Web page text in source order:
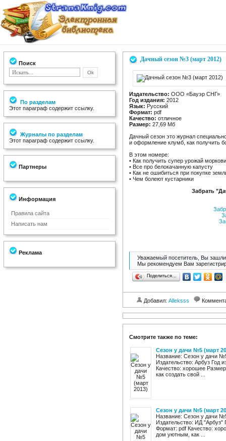
Поиск
По разделам
Этот параграф содержит ссылку.
Журналы по разделам
Этот параграф содержит ссылку.
Партнеры
Информация
Правила сайта
Написать нам
Реклама
Дачный сезон №3 (март 2012)
Издательство: ООО «Бауэр СНГ»
Год издания: 2012
Язык: Русский
Формат: pdf
Качество: отличное
Размер: 27,69 Мб
Дачный сезон это журнал
и оформление клумб, как получить
В этом номере:
• Как получить супер урожай моркови
• Все про белокачанную капусту
• Как не ошибиться при покупке
• Чем болеют кустарники
Забрать
Уважаемый посетитель, Вы зашли
Мы рекомендуем Вам
Поделиться…
Добавил: Alleksss
Смотрите также по теме:
Сезон у дачи №5 (март
Название: Сезон у дачи
Издательство: Арбуз Год
Качество: хорошее
как создать свой ...
Сезон у дачи №5 (март
Название: Сезон у дачи
Издательство: ИД "Арбуз"
Формат: pdf Качество:
дом уютным, как ...